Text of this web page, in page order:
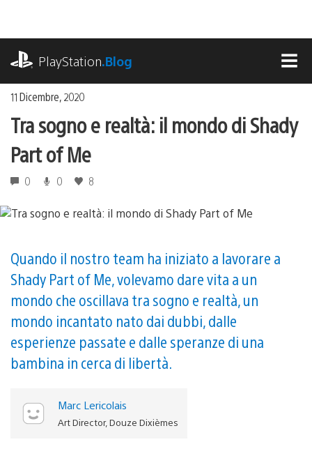
contenuto
PlayStation.Blog
11 Dicembre, 2020
Tra sogno e realtà: il mondo di Shady
Part of Me
0 0 8
Quando il nostro team ha iniziato a lavorare a
Shady Part of Me, volevamo dare vita a un
mondo che oscillava tra sogno e realtà, un
mondo incantato nato dai dubbi, dalle
esperienze passate e dalle speranze di una
bambina in cerca di libertà.
Marc Lericolais
Art Director, Douze Dixièmes